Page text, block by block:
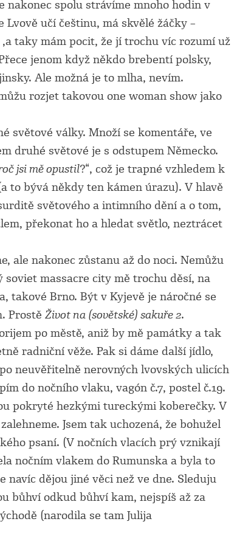
nakonec spolu strávíme mnoho hodin v
Lvově učí češtinu, má skvělé žáčky –
taky mám pocit, že jí trochu víc rozumí už
jenom když někdo brebentí polsky,
Ale možná je to mlha, nevím.
rozjet takovou one woman show jako
světové války. Množí se komentáře, ve
druhé světové je s odstupem Německo.
jsi mě opustil?“, což je trapné vzhledem k
to bývá někdy ten kámen úrazu). V hlavě
světového a intimního dění a o tom,
překonat ho a hledat světlo, neztrácet
ale nakonec zůstanu až do noci. Nemůžu
massacre city mě trochu děsí, na
takové Brno. Být v Kyjevě je náročné se
Prostě Život na (sovětské) sakuře 2.
po městě, aniž by mě památky a tak
radniční věže. Pak si dáme další jídlo,
neuvěřitelně nerovných lvovských ulicích
do nočního vlaku, vagón č.7, postel č.19.
pokryté hezkými tureckými koberečky. V
Jsem tak uchozená, že bohužel
psaní. (V nočních vlacích prý vznikají
nočním vlakem do Rumunska a byla to
dějou jiné věci než ve dne. Sleduju
bůhví odkud bůhví kam, nejspíš až za
(narodila se tam Julija